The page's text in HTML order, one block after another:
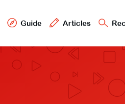
Guide Articles